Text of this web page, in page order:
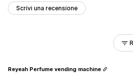
Scrivi una recensione
Reyeah Perfume vending machine